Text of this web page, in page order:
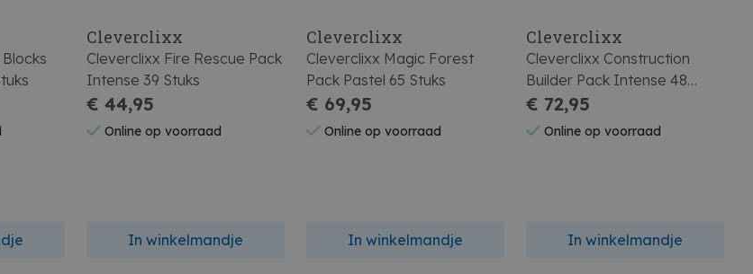
Cleverclixx
Cleverclixx Fire Rescue Pack
Intense 39 Stuks
€ 44,95
Online op voorraad
In winkelmandje
Cleverclixx
Cleverclixx Magic Forest
Pack Pastel 65 Stuks
€ 69,95
Online op voorraad
In winkelmandje
Cleverclixx
Cleverclixx Construction
Builder Pack Intense 48
Stuks
€ 72,95
Online op voorraad
In winkelmandje